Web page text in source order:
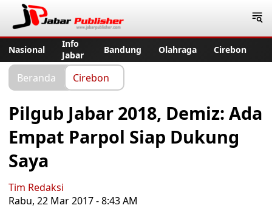
Nasional
Info
Jabar
Bandung Olahraga Cirebon
Beranda Cirebon
Pilgub Jabar 2018, Demiz: Ada
Empat Parpol Siap Dukung
Saya
Tim Redaksi
Rabu, 22 Mar 2017 - 8:43 AM